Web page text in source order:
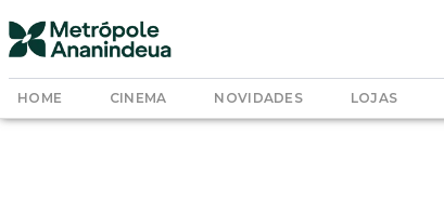
HOME CINEMA NOVIDADES LOJAS